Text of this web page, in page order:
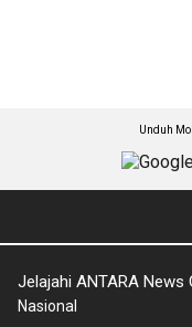
Unduh
Jelajahi ANTARA News
Nasional